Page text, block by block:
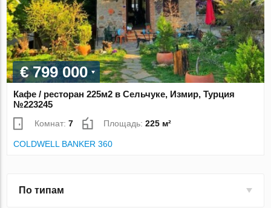
€ 799 000
Кафе / ресторан 225м2 в Сельчуке, Измир, Турция
№223245
Комнат:7 Площадь:225 м²
COLDWELL BANKER 360
По типам